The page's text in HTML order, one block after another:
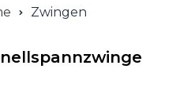
Zwingen